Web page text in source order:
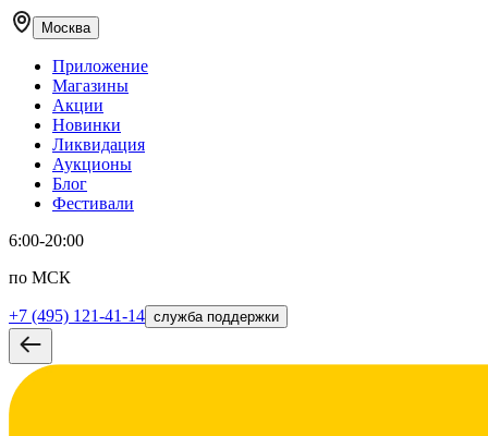
Москва
Приложение
Магазины
Акции
Новинки
Ликвидация
Аукционы
Блог
Фестивали
6:00-20:00
по МСК
+7 (495) 121-41-14 служба поддержки